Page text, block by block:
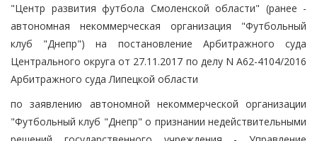
"Центр развития футбола Смоленской области" (ранее -
автономная некоммерческая организация "Футбольный
клуб "Днепр") на постановление Арбитражного суда
Центрального округа от 27.11.2017 по делу N А62-4104/2016
Арбитражного суда Липецкой области
по заявлению автономной некоммерческой организации
"Футбольный клуб "Днепр" о признании недействительными